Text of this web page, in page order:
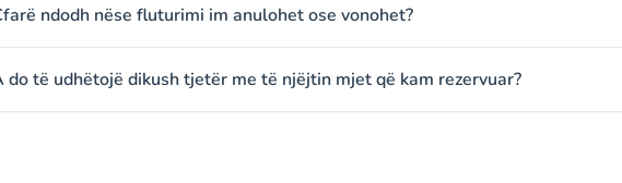
ndodh nëse fluturimi im anulohet ose vonohet?
do të udhëtojë dikush tjetër me të njëjtin mjet që kam rezervuar?